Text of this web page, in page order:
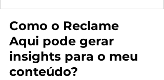
Como o Reclame
Aqui pode gerar
insights para o meu
conteúdo?